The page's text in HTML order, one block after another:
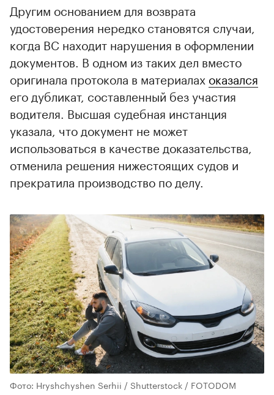
Другим основанием для возврата
удостоверения нередко становятся случаи,
когда ВС находит нарушения в оформлении
документов. В одном из таких дел вместо
оригинала протокола в материалах оказался
его дубликат, составленный без участия
водителя. Высшая судебная инстанция
указала, что документ не может
использоваться в качестве доказательства,
отменила решения нижестоящих судов и
прекратила производство по делу.
Фото: Hryshchyshen Serhii / Shutterstock / FOTODOM